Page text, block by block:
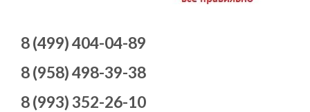
8 (499) 404-04-89
8 (958) 498-39-38
8 (993) 352-26-10